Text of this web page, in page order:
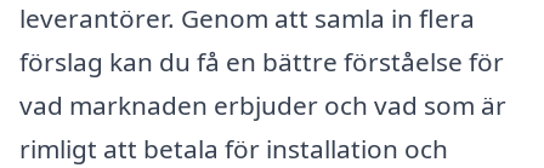
leverantörer. Genom att samla in flera
förslag kan du få en bättre förståelse för
vad marknaden erbjuder och vad som är
rimligt att betala för installation och